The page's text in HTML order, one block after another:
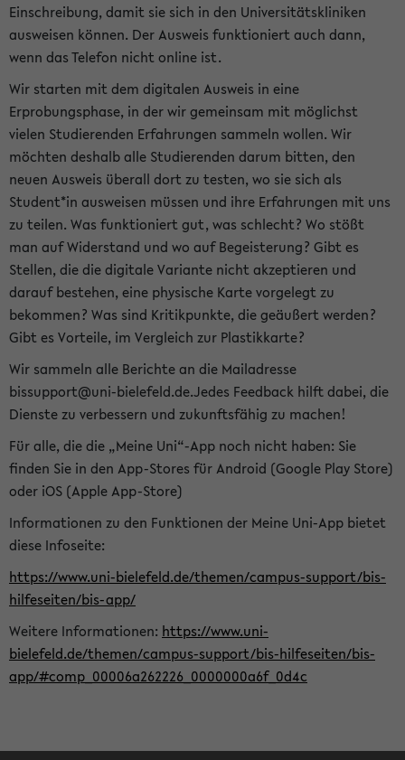
Einschreibung, damit sie sich in den Universitätskliniken
ausweisen können. Der Ausweis funktioniert auch dann,
wenn das Telefon nicht online ist.
Wir starten mit dem digitalen Ausweis in eine
Erprobungsphase, in der wir gemeinsam mit möglichst
vielen Studierenden Erfahrungen sammeln wollen. Wir
möchten deshalb alle Studierenden darum bitten, den
neuen Ausweis überall dort zu testen, wo sie sich als
Student*in ausweisen müssen und ihre Erfahrungen mit uns
zu teilen. Was funktioniert gut, was schlecht? Wo stößt
man auf Widerstand und wo auf Begeisterung? Gibt es
Stellen, die die digitale Variante nicht akzeptieren und
darauf bestehen, eine physische Karte vorgelegt zu
bekommen? Was sind Kritikpunkte, die geäußert werden?
Gibt es Vorteile, im Vergleich zur Plastikkarte?
Wir sammeln alle Berichte an die Mailadresse
bissupport@uni-bielefeld.de.Jedes Feedback hilft dabei, die
Dienste zu verbessern und zukunftsfähig zu machen!
Für alle, die die „Meine Uni“-App noch nicht haben: Sie
finden Sie in den App-Stores für Android (Google Play Store)
oder iOS (Apple App-Store)
Informationen zu den Funktionen der Meine Uni-App bietet
diese Infoseite:
https://www.uni-bielefeld.de/themen/campus-support/bis-
hilfeseiten/bis-app/
Weitere Informationen: https://www.uni-
bielefeld.de/themen/campus-support/bis-hilfeseiten/bis-
app/#comp_00006a262226_0000000a6f_0d4c